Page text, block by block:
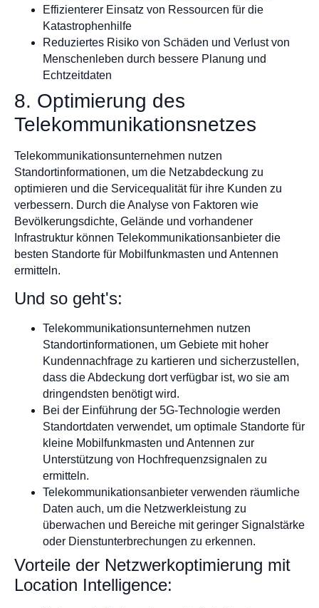
Effizienterer Einsatz von Ressourcen für die
Katastrophenhilfe
Reduziertes Risiko von Schäden und Verlust von
Menschenleben durch bessere Planung und
Echtzeitdaten
8. Optimierung des
Telekommunikationsnetzes
Telekommunikationsunternehmen nutzen
Standortinformationen, um die Netzabdeckung zu
optimieren und die Servicequalität für ihre Kunden zu
verbessern. Durch die Analyse von Faktoren wie
Bevölkerungsdichte, Gelände und vorhandener
Infrastruktur können Telekommunikationsanbieter die
besten Standorte für Mobilfunkmasten und Antennen
ermitteln.
Und so geht's:
Telekommunikationsunternehmen nutzen
Standortinformationen, um Gebiete mit hoher
Kundennachfrage zu kartieren und sicherzustellen,
dass die Abdeckung dort verfügbar ist, wo sie am
dringendsten benötigt wird.
Bei der Einführung der 5G-Technologie werden
Standortdaten verwendet, um optimale Standorte für
kleine Mobilfunkmasten und Antennen zur
Unterstützung von Hochfrequenzsignalen zu
ermitteln.
Telekommunikationsanbieter verwenden räumliche
Daten auch, um die Netzwerkleistung zu
überwachen und Bereiche mit geringer Signalstärke
oder Dienstunterbrechungen zu erkennen.
Vorteile der Netzwerkoptimierung mit
Location Intelligence: